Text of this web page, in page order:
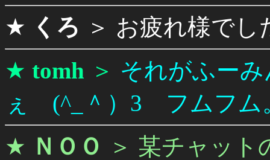
★ くろ ＞ お疲れ様でし
★ tomh ＞ それがふー
ぇ (^_＾）3 フムフム
★ ＮＯＯ ＞ 某チャット